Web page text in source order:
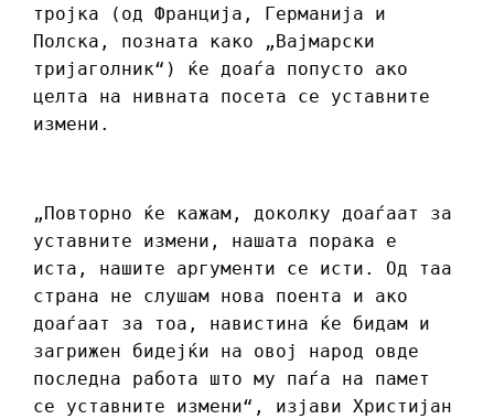
тројка (од Франција, Германија и
Полска, позната како „Вајмарски
тријаголник“) ќе доаѓа попусто ако
целта на нивната посета се уставните
измени.
„Повторно ќе кажам, доколку доаѓаат за
уставните измени, нашата порака е
иста, нашите аргументи се исти. Од таа
страна не слушам нова поента и ако
доаѓаат за тоа, навистина ќе бидам и
загрижен бидејќи на овој народ овде
последна работа што му паѓа на памет
се уставните измени“, изјави Христијан